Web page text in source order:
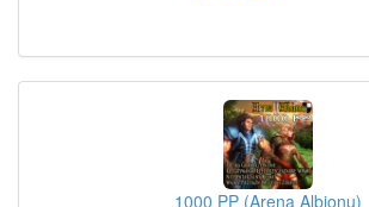
1000 PP (Arena Albionu)